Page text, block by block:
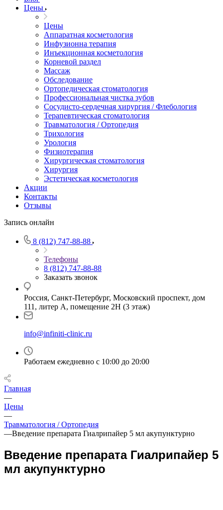
Цены
Цены
Аппаратная косметология
Инфузионна терапия
Инъекционная косметология
Корневой раздел
Массаж
Обследование
Ортопедическая стоматология
Профессиональная чистка зубов
Сосудисто-сердечная хирургия / Флебология
Терапевтическая стоматология
Травматология / Ортопедия
Трихология
Урология
Физиотерапия
Хирургическая стоматология
Хирургия
Эстетическая косметология
Акции
Контакты
Отзывы
Запись онлайн
8 (812) 747-88-88
Телефоны
8 (812) 747-88-88
Заказать звонок
Россия, Санкт-Петербург, Московский проспект, дом
111, литер А, помещение 2Н (3 этаж)
info@infiniti-clinic.ru
Работаем ежедневно с 10:00 до 20:00
Главная
—
Цены
—
Травматология / Ортопедия
—Введение препарата Гиалрипайер 5 мл акупунктурно
Введение препарата Гиалрипайер 5
мл акупунктурно